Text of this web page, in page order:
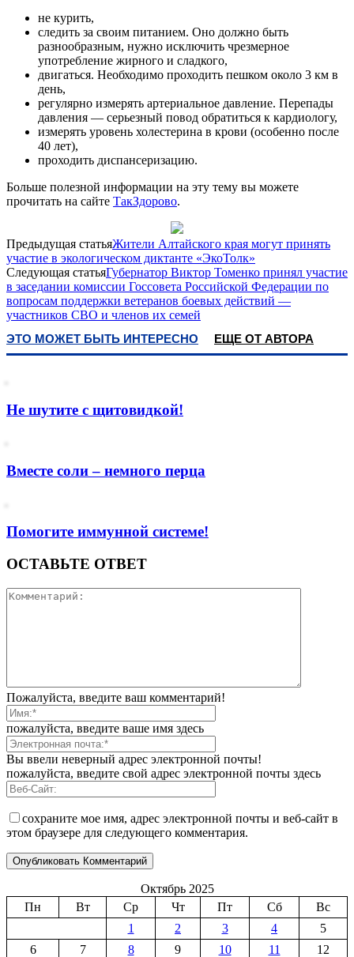
не курить,
следить за своим питанием. Оно должно быть
разнообразным, нужно исключить чрезмерное
употребление жирного и сладкого,
двигаться. Необходимо проходить пешком около 3 км в
день,
регулярно измерять артериальное давление. Перепады
давления — серьезный повод обратиться к кардиологу,
измерять уровень холестерина в крови (особенно после
40 лет),
проходить диспансеризацию.
Больше полезной информации на эту тему вы можете
прочитать на сайте ТакЗдорово.
Предыдущая статьяЖители Алтайского края могут принять
участие в экологическом диктанте «ЭкоТолк»
Следующая статьяГубернатор Виктор Томенко принял участие
в заседании комиссии Госсовета Российской Федерации по
вопросам поддержки ветеранов боевых действий —
участников СВО и членов их семей
ЭТО МОЖЕТ БЫТЬ ИНТЕРЕСНО ЕЩЕ ОТ АВТОРА
Не шутите с щитовидкой!
Вместе соли – немного перца
Помогите иммунной системе!
ОСТАВЬТЕ ОТВЕТ
Пожалуйста, введите ваш комментарий!
пожалуйста, введите ваше имя здесь
Вы ввели неверный адрес электронной почты!
пожалуйста, введите свой адрес электронной почты здесь
сохраните мое имя, адрес электронной почты и веб-сайт в
этом браузере для следующего комментария.
Октябрь 2025
Пн
Вт Ср Чт Пт Сб
Вс
1
2 3 4
5
6
7 8 9 10 11
12